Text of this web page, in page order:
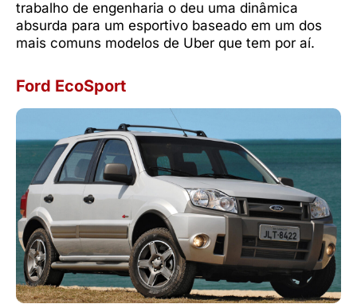
trabalho de engenharia o deu uma dinâmica
absurda para um esportivo baseado em um dos
mais comuns modelos de Uber que tem por aí.
Ford EcoSport